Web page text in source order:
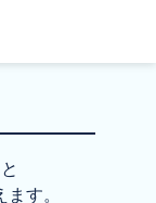
す。